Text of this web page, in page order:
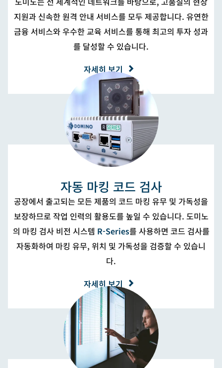
지원과 신속한 원격 안내 서비스를 모두 제공합니다. 유연한
금융 서비스와 우수한 교육 서비스를 통해 최고의 투자 성과
를 달성할 수 있습니다.
자세히 보기
자동 마킹 코드 검사
공장에서 출고되는 모든 제품의 코드 마킹 유무 및 가독성을
보장하므로 작업 인력의 활용도를 높일 수 있습니다. 도미노
의 마킹 검사 비전 시스템 R-Series를 사용하면 코드 검사를
자동화하여 마킹 유무, 위치 및 가독성을 검증할 수 있습니
다.
자세히 보기